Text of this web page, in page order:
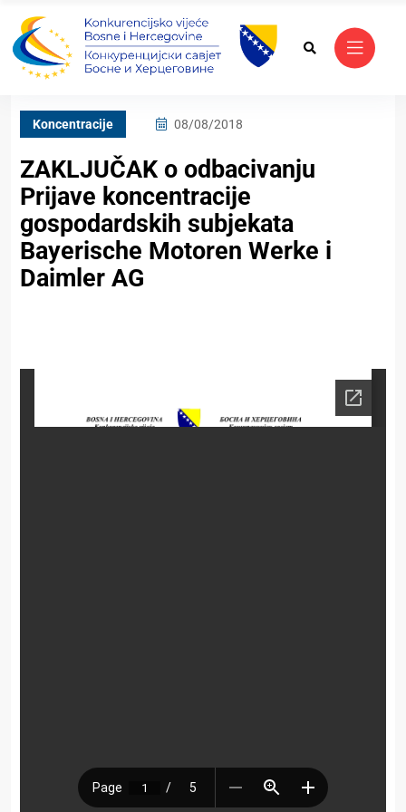
Koncentracije 08/08/2018
ZAKLJUČAK o odbacivanju
Prijave koncentracije
gospodardskih subjekata
Bayerische Motoren Werke i
Daimler AG